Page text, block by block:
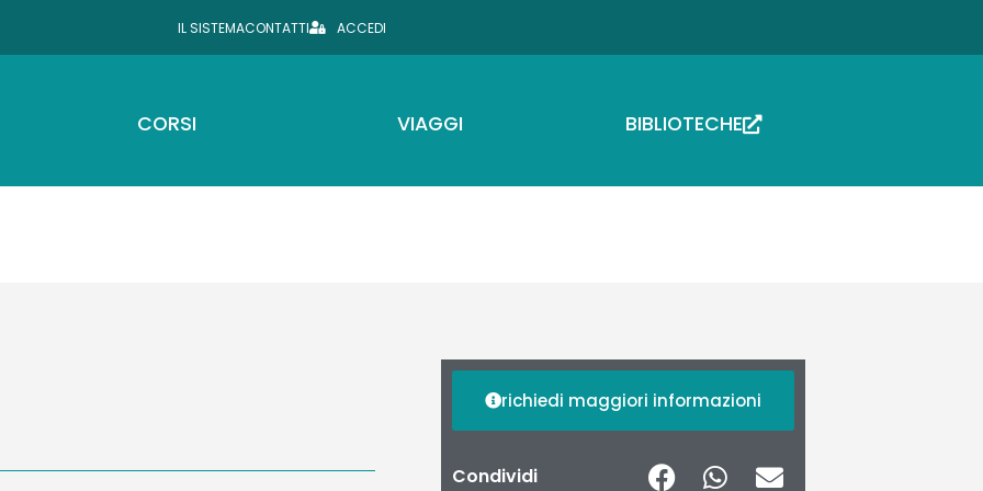
IL SISTEMACONTATTI ACCEDI
CORSI VIAGGI BIBLIOTECHE
richiedi maggiori informazioni
Condividi